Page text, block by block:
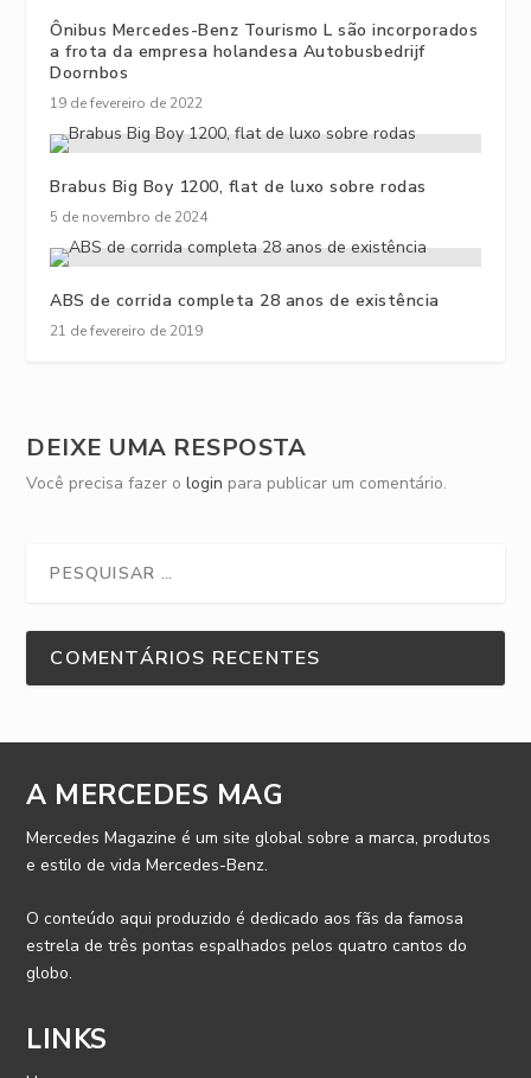
Ônibus Mercedes-Benz Tourismo L são incorporados
a frota da empresa holandesa Autobusbedrijf
Doornbos
19 de fevereiro de 2022
Brabus Big Boy 1200, flat de luxo sobre rodas
5 de novembro de 2024
ABS de corrida completa 28 anos de existência
21 de fevereiro de 2019
DEIXE UMA RESPOSTA
Você precisa fazer ologin para publicar um comentário.
COMENTÁRIOS RECENTES
A MERCEDES MAG
Mercedes Magazine é um site global sobre a marca, produtos
e estilo de vida Mercedes-Benz.
O conteúdo aqui produzido é dedicado aos fãs da famosa
estrela de três pontas espalhados pelos quatro cantos do
globo.
LINKS